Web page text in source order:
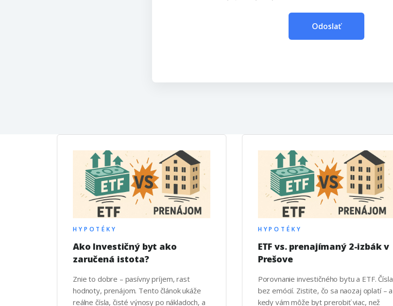
HYPOTÉKY
Ako Investičný byt ako
zaručená istota?
Znie to dobre – pasívny príjem, rast
hodnoty, prenájom. Tento článok ukáže
reálne čísla, čisté výnosy po nákladoch, a
HYPOTÉKY
ETF vs. prenajímaný 2-izbák v
Prešove
Porovnanie investičného bytu a ETF. Čísla
bez emócií. Zistite, čo sa naozaj oplatí – a
kedy vám môže byt prerobiť viac, než